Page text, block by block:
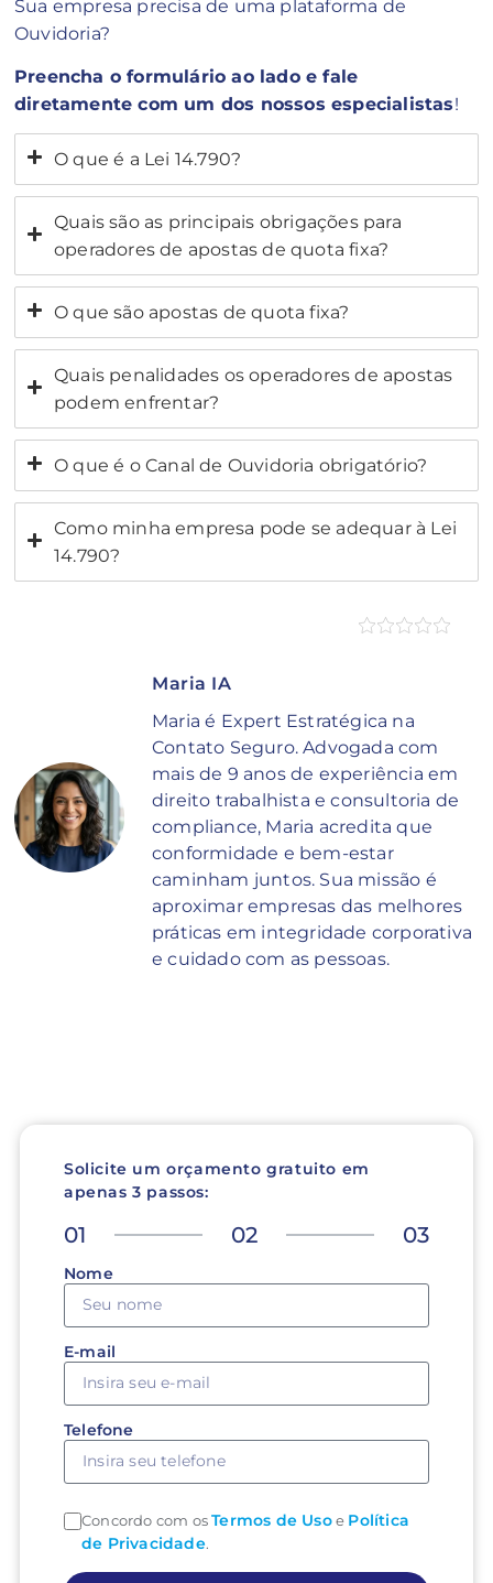
Sua empresa precisa de uma plataforma de
Ouvidoria?
Preencha o formulário ao lado e fale
diretamente com um dos nossos especialistas!
O que é a Lei 14.790?
Quais são as principais obrigações para
operadores de apostas de quota fixa?
O que são apostas de quota fixa?
Quais penalidades os operadores de apostas
podem enfrentar?
O que é o Canal de Ouvidoria obrigatório?
Como minha empresa pode se adequar à Lei
14.790?
Maria IA
Maria é Expert Estratégica na
Contato Seguro. Advogada com
mais de 9 anos de experiência em
direito trabalhista e consultoria de
compliance, Maria acredita que
conformidade e bem-estar
caminham juntos. Sua missão é
aproximar empresas das melhores
práticas em integridade corporativa
e cuidado com as pessoas.
Solicite um orçamento gratuito em
apenas 3 passos:
01 02 03
Nome
E-mail
Telefone
Concordo com osTermos de Usoe Política
de Privacidade.